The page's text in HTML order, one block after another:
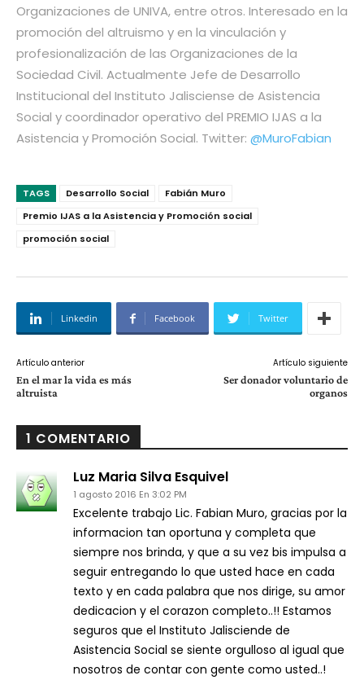
Organizaciones de UNIVA, entre otros. Interesado en la
promoción del altruismo y en la vinculación y
profesionalización de las Organizaciones de la
Sociedad Civil. Actualmente Jefe de Desarrollo
Institucional del Instituto Jalisciense de Asistencia
Social y coordinador operativo del PREMIO IJAS a la
Asistencia y Promoción Social. Twitter: @MuroFabian
TAGS Desarrollo Social
Fabián Muro
Premio IJAS a la Asistencia y Promoción social
promoción social
Linkedin Facebook Twitter
Artículo anterior
En el mar la vida es más
altruista
Artículo siguiente
Ser donador voluntario de
organos
1 COMENTARIO
Luz Maria Silva Esquivel
1 agosto 2016 En 3:02 PM
Excelente trabajo Lic. Fabian Muro, gracias por la
informacion tan oportuna y completa que
siempre nos brinda, y que a su vez bis impulsa a
seguir entregando lo que usted hace en cada
texto y en cada palabra que nos dirige, su amor
dedicacion y el corazon completo..!! Estamos
seguros que el Instituto Jalisciende de
Asistencia Social se siente orgulloso al igual que
nosotros de contar con gente como usted..!